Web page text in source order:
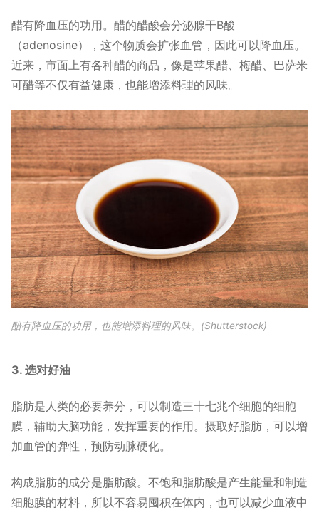
醋有降血压的功用。醋的醋酸会分泌腺干B酸
（adenosine），这个物质会扩张血管，因此可以降血压。
近来，市面上有各种醋的商品，像是苹果醋、梅醋、巴萨米
可醋等不仅有益健康，也能增添料理的风味。
醋有降血压的功用，也能增添料理的风味。(Shutterstock)
3. 选对好油
脂肪是人类的必要养分，可以制造三十七兆个细胞的细胞
膜，辅助大脑功能，发挥重要的作用。摄取好脂肪，可以增
加血管的弹性，预防动脉硬化。
构成脂肪的成分是脂肪酸。不饱和脂肪酸是产生能量和制造
细胞膜的材料，所以不容易囤积在体内，也可以减少血液中